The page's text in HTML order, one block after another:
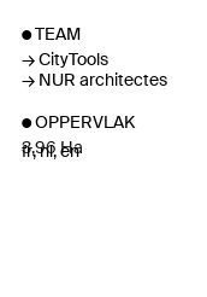
TEAM
CityTools
NUR architectes
OPPERVLAK
3,96 Ha
fr nl en